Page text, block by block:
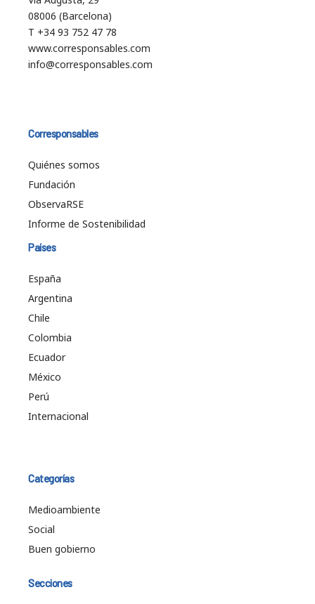
08006 (Barcelona)
T +34 93 752 47 78
www.corresponsables.com
info@corresponsables.com
Corresponsables
Quiénes somos
Fundación
ObservaRSE
Informe de Sostenibilidad
Países
España
Argentina
Chile
Colombia
Ecuador
México
Perú
Internacional
Categorías
Medioambiente
Social
Buen gobierno
Secciones